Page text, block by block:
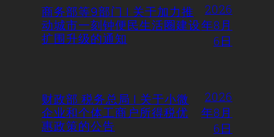
商务部等9部门 | 关于加力推
动城市一刻钟便民生活圈建设
扩围升级的通知
2026
年8月
6日
财政部 税务总局 | 关于小微
企业和个体工商户所得税优
惠政策的公告
2026
年8月
6日